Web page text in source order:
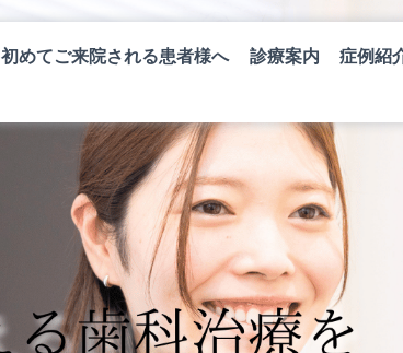
初めてご来院される患者様へ 診療案内
症例紹